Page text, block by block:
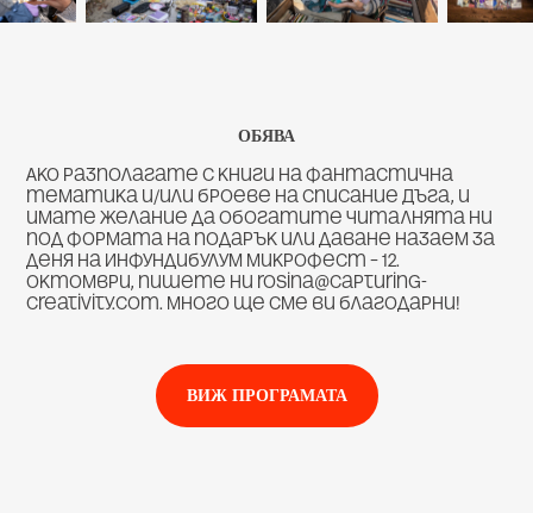
ОБЯВА
Ако разполагате с книги на фантастична
тематика и/или броеве на списание Дъга, и
имате желание да обогатите читалнята ни
под формата на подарък или даване назаем за
деня на Инфундибулум Микрофест – 12.
октомври, пишете ни rosina@capturing-
creativity.com. Много ще сме ви благодарни!
ВИЖ ПРОГРАМАТА